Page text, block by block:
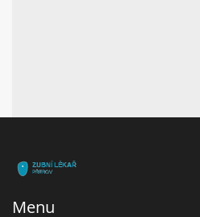
Menu